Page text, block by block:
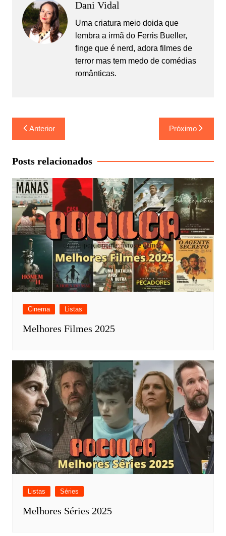
Dani Vidal
Uma criatura meio doida que
lembra a irmã do Ferris Bueller,
finge que é nerd, adora filmes de
terror mas tem medo de comédias
românticas.
Navegação
de
Post
Anterior Próximo
Posts relacionados
Cinema Listas
Melhores Filmes 2025
Listas Séries
Melhores Séries 2025